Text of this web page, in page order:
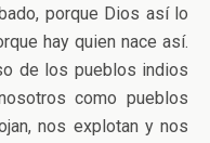
porque Dios así lo
hay quien nace así.
de los pueblos indios
como pueblos
nos explotan y nos